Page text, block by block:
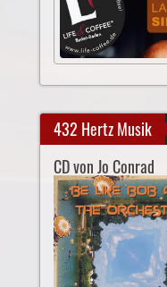
432 Hertz Musik
CD von Jo Conrad